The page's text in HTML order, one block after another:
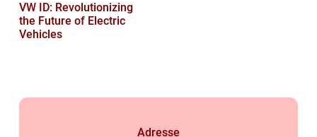
VW ID: Revolutionizing
the Future of Electric
Vehicles
Adresse